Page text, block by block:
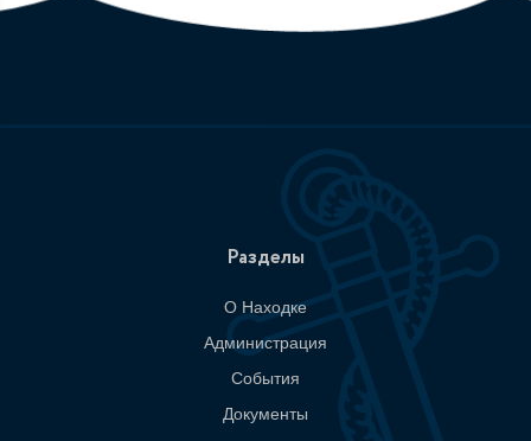
Разделы
О Находке
Администрация
События
Документы